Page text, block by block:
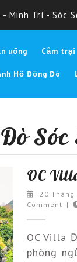
Minh Trí - Sóc
uống Cắm trại
Hồ Đồng Đò
Sóc
OC
20 Tháng
Comment |
OC Villa
phòng